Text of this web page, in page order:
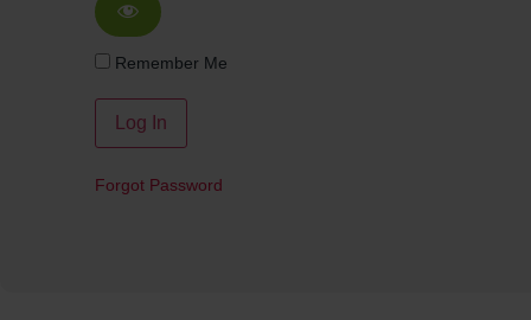
Remember Me
Forgot Password